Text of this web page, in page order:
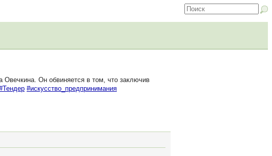
Овечкина. Он обвиняется в том, что заключив
#искусство_предпринимания